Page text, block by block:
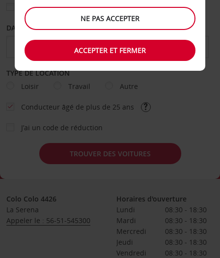
Sélectionnez une autre agence de retour
DATE DE DÉPART DATE DE RETOUR
TYPE DE LOCATION
Loisir
Travail Autre
Conducteur âgé de plus de 25 ans
J’ai un code de réduction
TROUVER DES VOITURES
Colo Colo 4426
La Serena
Appeler le : 56-51-545300
Horaires d'ouverture
Lundi
08:30 - 18:30
Mardi
08:30 - 18:30
Mercredi
08:30 - 18:30
Jeudi
08:30 - 18:30
Vendredi
08:30 - 18:30
NE PAS ACCEPTER
ACCEPTER ET FERMER